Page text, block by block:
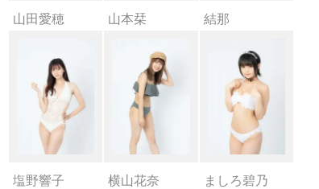
山田愛穂 山本栞 結那
塩野響子 横山花奈 ましろ碧乃